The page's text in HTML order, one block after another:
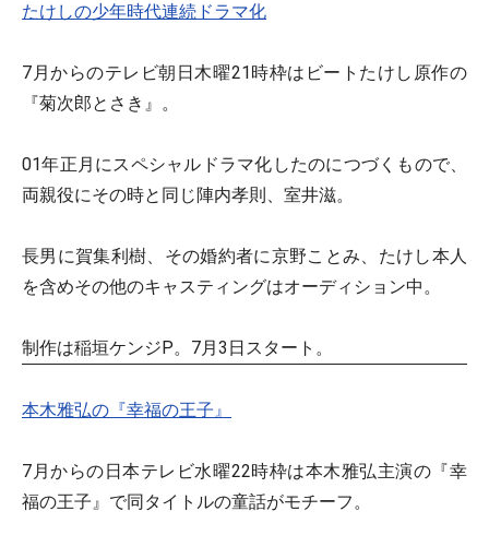
たけしの少年時代連続ドラマ化
7月からのテレビ朝日木曜21時枠はビートたけし原作の
『菊次郎とさき』。
01年正月にスペシャルドラマ化したのにつづくもので、
両親役にその時と同じ陣内孝則、室井滋。
長男に賀集利樹、その婚約者に京野ことみ、たけし本人
を含めその他のキャスティングはオーディション中。
制作は稲垣ケンジP。7月3日スタート。
本木雅弘の『幸福の王子』
7月からの日本テレビ水曜22時枠は本木雅弘主演の『幸
福の王子』で同タイトルの童話がモチーフ。